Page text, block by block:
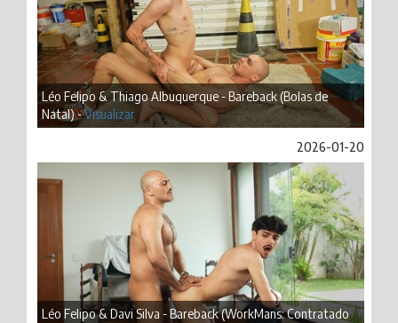
Léo Felipo & Thiago Albuquerque - Bareback (Bolas de
Natal) -Visualizar
2026-01-20
Léo Felipo & Davi Silva - Bareback (WorkMans: Contratado